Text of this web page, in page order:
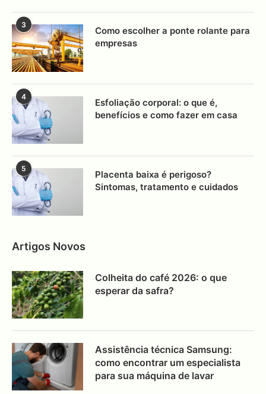
3
Como escolher a ponte rolante para
empresas
4
Esfoliação corporal: o que é,
benefícios e como fazer em casa
5
Placenta baixa é perigoso?
Sintomas, tratamento e cuidados
Artigos Novos
Colheita do café 2026: o que
esperar da safra?
Assistência técnica Samsung:
como encontrar um especialista
para sua máquina de lavar